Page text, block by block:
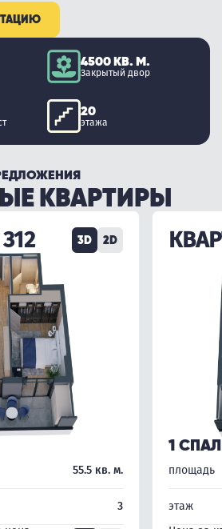
4500 КВ. М.
Закрытый двор
20
этажа
КВАРТИРЫ
3D 2D
55.5 кв. м.
3
1
площадь
этаж